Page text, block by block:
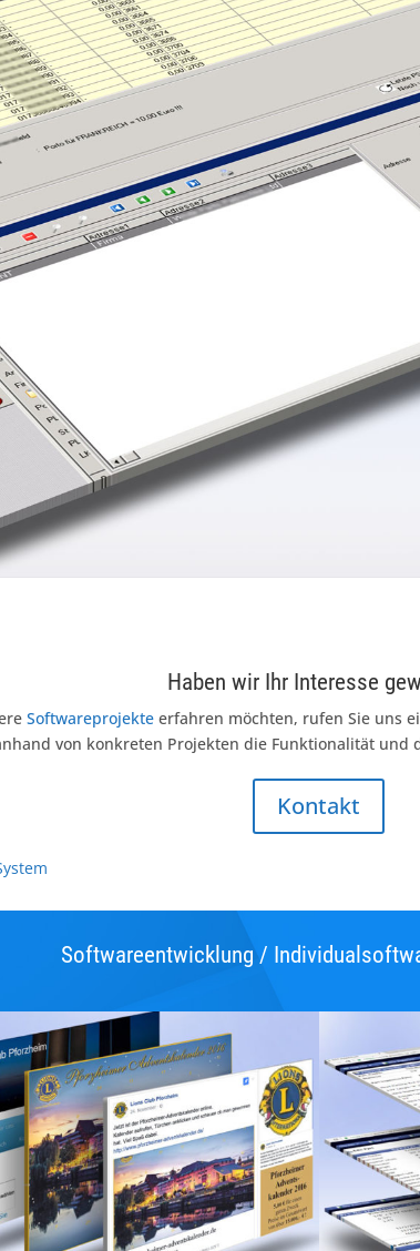
Haben wir Ihr Interesse
Softwareprojekte erfahren möchten, rufen Sie uns
von konkreten Projekten die Funktionalität und
Kontakt
Softwareentwicklung /